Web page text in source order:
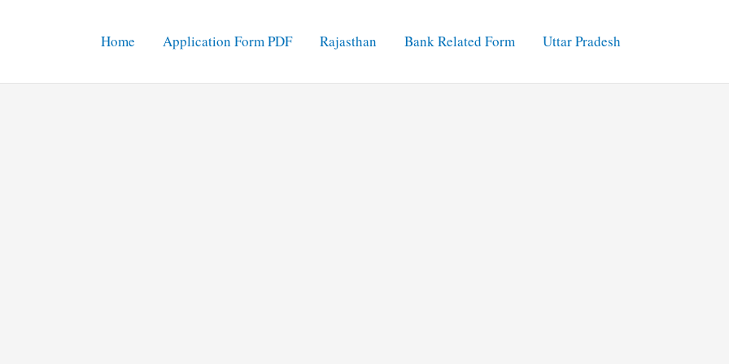
Home Application Form PDF Rajasthan Bank Related Form Uttar Pradesh